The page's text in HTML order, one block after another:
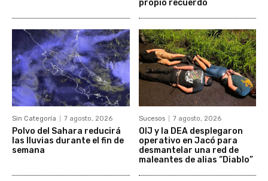
propio recuerdo
Sin Categoría 7 agosto, 2026
Polvo del Sahara reducirá
las lluvias durante el fin de
semana
Sucesos 7 agosto, 2026
OIJ y la DEA desplegaron
operativo en Jacó para
desmantelar una red de
maleantes de alias “Diablo”